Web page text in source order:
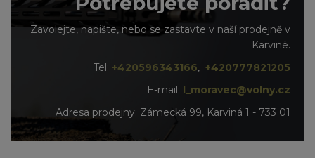
Zavolejte, napište, nebo se zastavte v naší prodejně v
Karviné.
Tel: +420596343166, +420777821205
E-mail: l_moravec@volny.cz
Adresa prodejny: Zámecká 99, Karviná 1 - 733 01